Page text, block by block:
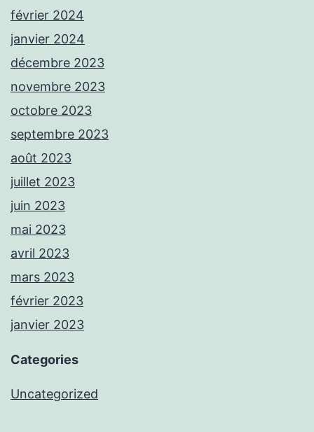
février 2024
janvier 2024
décembre 2023
novembre 2023
octobre 2023
septembre 2023
août 2023
juillet 2023
juin 2023
mai 2023
avril 2023
mars 2023
février 2023
janvier 2023
Categories
Uncategorized